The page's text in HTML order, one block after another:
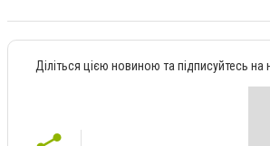
Діліться цією новиною та підписуйтесь на